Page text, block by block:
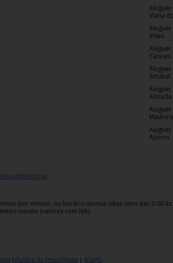
Viana
Viseu
Cascais
Setúbal
Almada
Madeira
Açores
por minuto, no horário normal (dias úteis das 9:00
minuto (valores com IVA).
| Política de Privacidade | RGPD